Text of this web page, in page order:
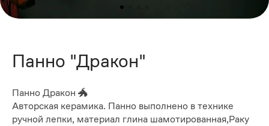
Панно "Дракон"
Панно Дракон 🐲
Авторская керамика. Панно выполнено в технике
ручной лепки, материал глина шамотированная,Раку